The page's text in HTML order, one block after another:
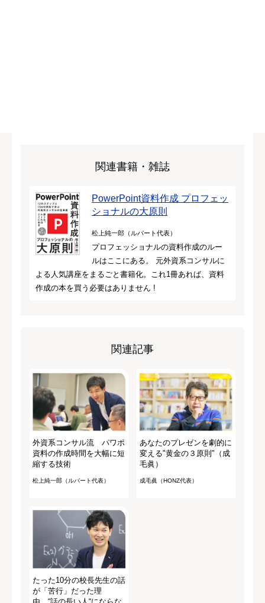
関連書籍・雑誌
PowerPoint資料作成 プロフェッ
ショナルの大原則
松上純一郎（ルバート代表）
プロフェッショナルの資料作成のルー
ルはここにある。 元外資系コンサルに
よる人気講座をまるごと書籍化。これ1冊あれば、資料
作成の本を買う必要はありません !
関連記事
外資系コンサル流 パワポ
資料の作成時間を大幅に短
縮する技術
松上純一郎（ルバート代表）
あなたのプレゼンを劇的に
変える"黄金の３原則"（成
毛眞）
成毛眞（HONZ代表）
たった10分の校長先生の話
が「苦行」だった理